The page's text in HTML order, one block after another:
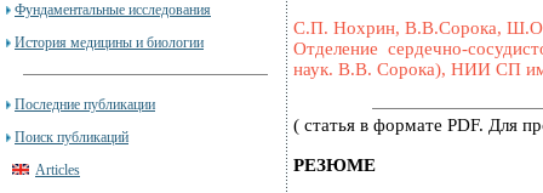
Фундаментальные исследования
История медицины и биологии
Последние публикации
Поиск публикаций
Articles
С.П. Нохрин, В.В.Сорока,
Отделение сердечно-
наук. В.В. Сорока), НИИ СП
( статья в формате PDF. Для
РЕЗЮМЕ